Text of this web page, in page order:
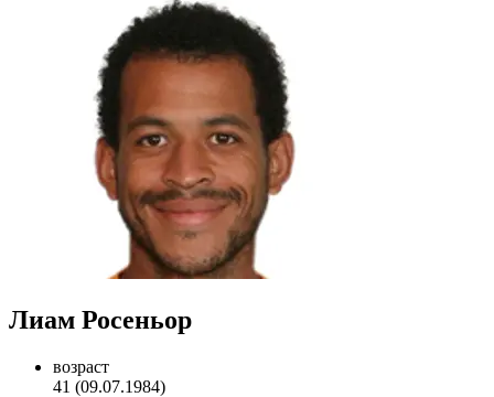
Лиам Росеньор
возраст
41 (09.07.1984)